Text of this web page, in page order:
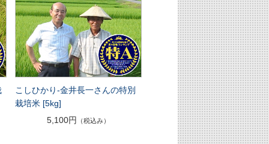
こしひかり-金井長一さんの特別
栽培米 [5kg]
5,100円
（税込み）